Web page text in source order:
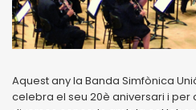
Aquest any la Banda Simfònica
celebra el seu 20è aniversari i